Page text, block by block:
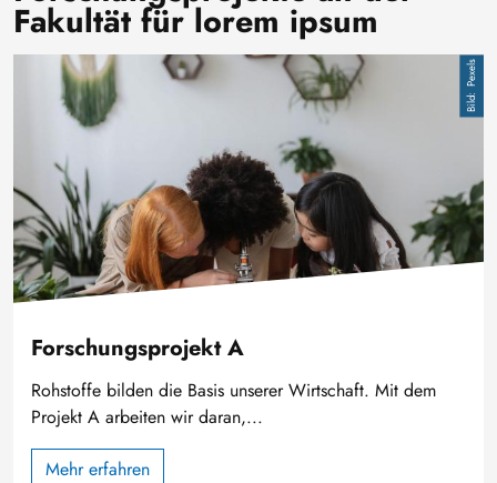
Fakultät für lorem ipsum
Pexels
Forschungsprojekt A
Rohstoffe bilden die Basis unserer Wirtschaft. Mit dem
Projekt A arbeiten wir daran,...
Mehr erfahren